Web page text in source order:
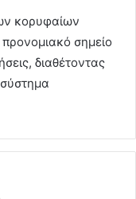
κορυφαίων
σημείο
διαθέτοντας